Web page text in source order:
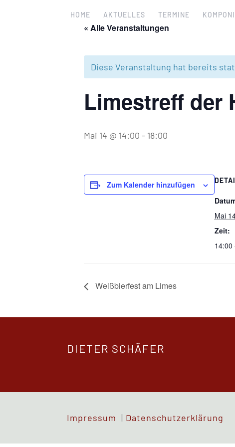
HOME AKTUELLES TERMINE
« Alle Veranstaltungen
Diese Veranstaltung hat bereits
Limestreff der
Mai 14 @ 14:00 - 18:00
Zum Kalender hinzufügen
Mai
Zeit:
14:00
Weißbierfest am Limes
DIETER SCHÄFER
Impressum | Datenschutzerklärung